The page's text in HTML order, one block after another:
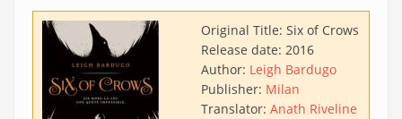
Original Title: Six of Crows
Release date: 2016
Author: Leigh Bardugo
Publisher: Milan
Translator: Anath Riveline